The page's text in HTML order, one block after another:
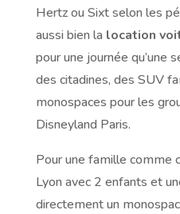
Hertz ou Sixt selon les
aussi bien la location
pour une journée qu’une
des citadines, des SUV
monospaces pour les
Disneyland Paris.
Pour une famille comme
Lyon avec 2 enfants et
directement un